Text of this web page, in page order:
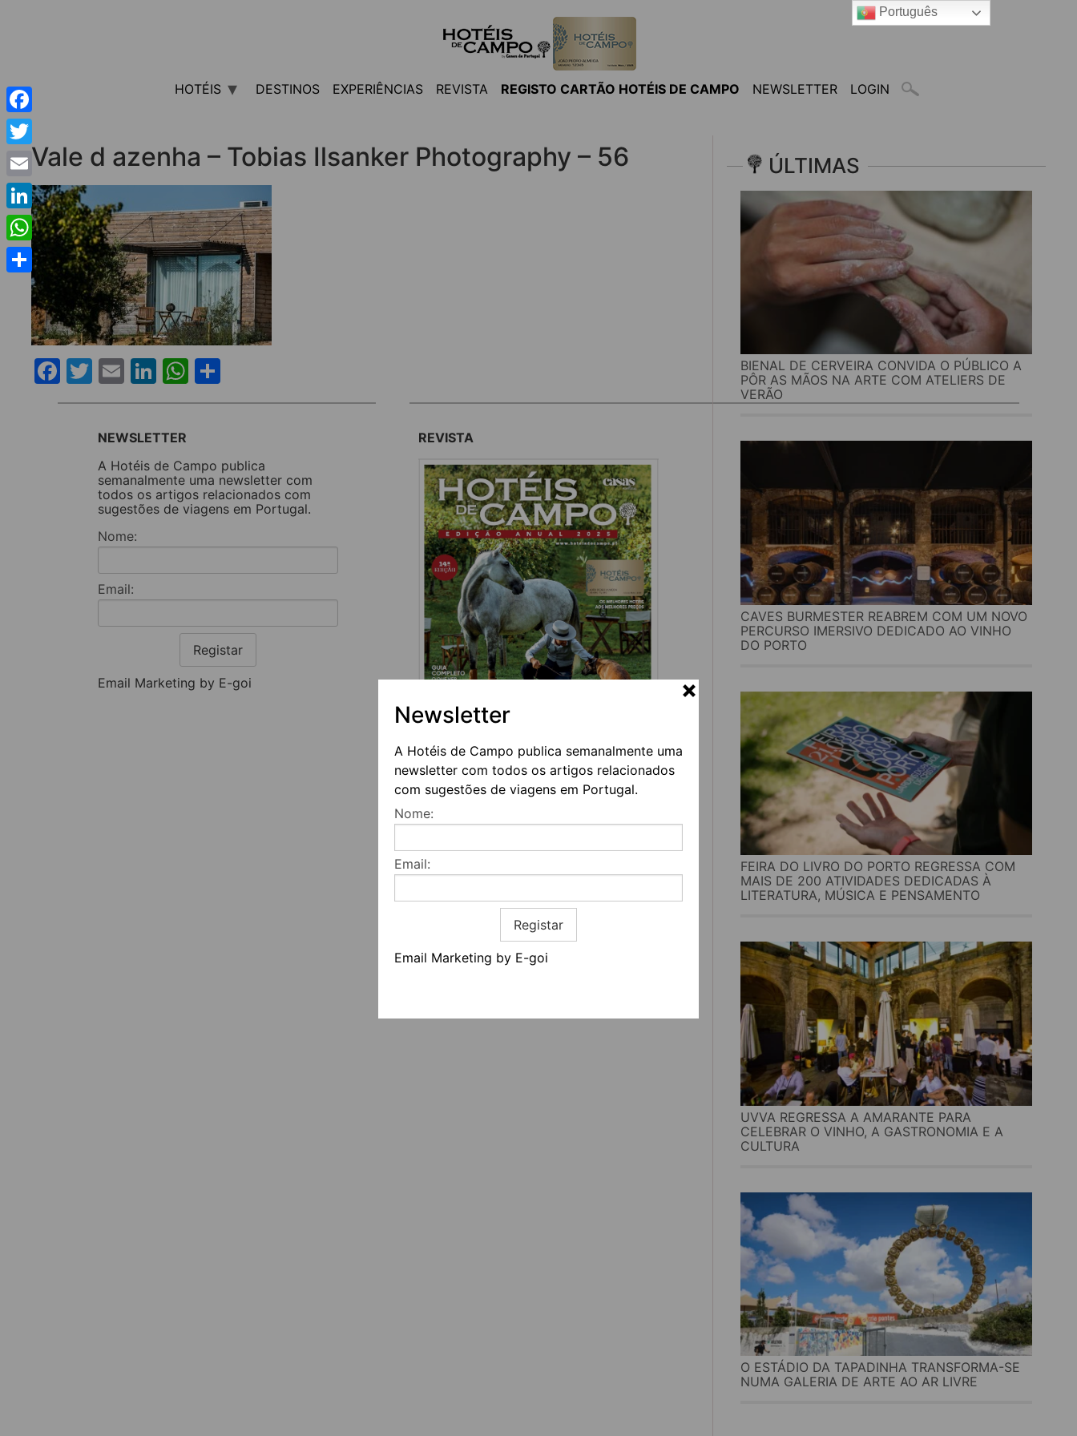
Newsletter
A Hotéis de Campo publica semanalmente uma
newsletter com todos os artigos relacionados
com sugestões de viagens em Portugal.
Nome:
Email:
Registar
Email Marketing by E-goi
HOTÉIS DESTINOS EXPERIÊNCIAS REVISTA REGISTO CARTÃO HOTÉIS DE CAMPO NEWSLETTER LOGIN
Vale d azenha – Tobias Ilsanker Photography – 56
Facebook
Twitter
EmailLinkedIn
WhatsApp
ÚLTIMAS
BIENAL DE CERVEIRA CONVIDA O PÚBLICO A
PÔR AS MÃOS NA ARTE COM ATELIERS DE
VERÃO
CAVES BURMESTER REABREM COM UM NOVO
PERCURSO IMERSIVO DEDICADO AO VINHO
DO PORTO
FEIRA DO LIVRO DO PORTO REGRESSA COM
MAIS DE 200 ATIVIDADES DEDICADAS À
LITERATURA, MÚSICA E PENSAMENTO
UVVA REGRESSA A AMARANTE PARA
CELEBRAR O VINHO, A GASTRONOMIA E A
CULTURA
O ESTÁDIO DA TAPADINHA TRANSFORMA-SE
NUMA GALERIA DE ARTE AO AR LIVRE
NEWSLETTER
A Hotéis de Campo publica
semanalmente uma newsletter com
todos os artigos relacionados com
sugestões de viagens em Portugal.
Nome:
Email:
Registar
Email Marketing by E-goi
REVISTA
Contactos
Estatuto editorial
Informação geral
Facebook
Twitter
Email
LinkedIn
WhatsApp
Share
Português